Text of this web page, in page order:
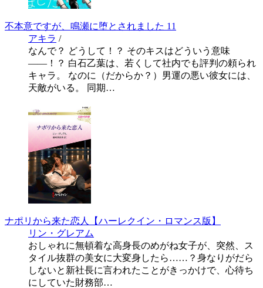
不本意ですが、鳴瀬に堕とされました 11
アキラ /
なんで？ どうして！？ そのキスはどういう意味
――！？ 白石乙葉は、若くして社内でも評判の頼られ
キャラ。 なのに（だからか？）男運の悪い彼女には、
天敵がいる。 同期…
ナポリから来た恋人【ハーレクイン・ロマンス版】
リン・グレアム
おしゃれに無頓着な高身長のめがね女子が、突然、ス
タイル抜群の美女に大変身したら……？身なりがだら
しないと新社長に言われたことがきっかけで、心待ち
にしていた財務部…